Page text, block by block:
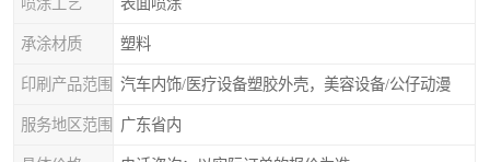
承涂材质 塑料
印刷产品范围 汽车内饰/医疗设备塑胶外壳，美容设备/公仔动漫
服务地区范围 广东省内